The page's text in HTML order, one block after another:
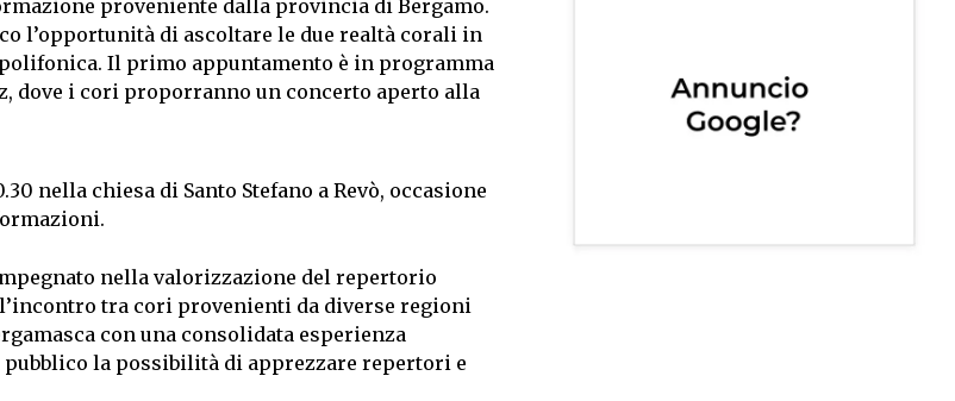
proveniente dalla provincia di Bergamo.
l’opportunità di ascoltare le due realtà corali in
Il primo appuntamento è in programma
dove i cori proporranno un concerto aperto alla
nella chiesa di Santo Stefano a Revò, occasione
nella valorizzazione del repertorio
tra cori provenienti da diverse regioni
con una consolidata esperienza
la possibilità di apprezzare repertori e